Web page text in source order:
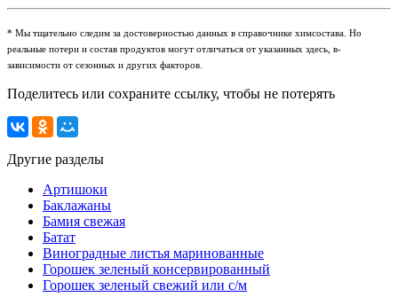
* Мы тщательно следим за достоверностью данных в справочнике химсостава. Но
реальные потери и состав продуктов могут отличаться от указанных здесь, в-
зависимости от сезонных и других факторов.
Поделитесь или сохраните ссылку, чтобы не потерять
Другие разделы
Артишоки
Баклажаны
Бамия свежая
Батат
Виноградные листья маринованные
Горошек зеленый консервированный
Горошек зеленый свежий или с/м